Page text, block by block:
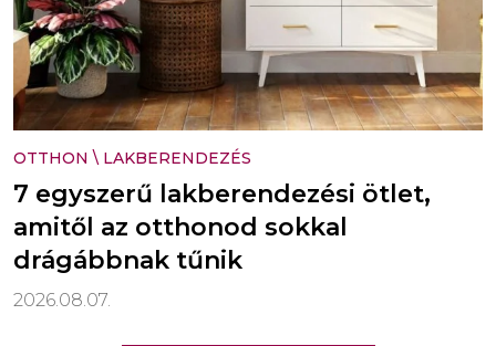
OTTHON \ LAKBERENDEZÉS
7 egyszerű lakberendezési ötlet,
amitől az otthonod sokkal
drágábbnak tűnik
2026.08.07.